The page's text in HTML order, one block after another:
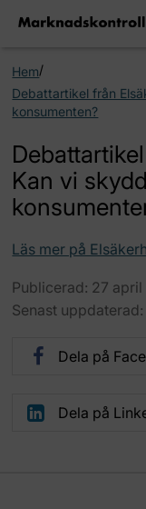
Hem/
Debattartikel från
konsumenten?
Kan vi
Läs mer på
Publicerad: 27 april
Senast
Dela på
Dela på